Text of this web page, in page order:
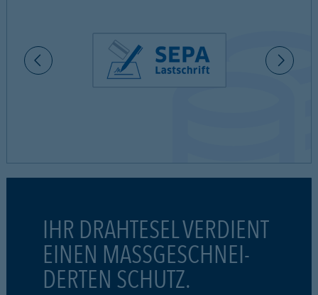
IHR DRAHTESEL VERDIENT
EINEN MASSGESCHNEI-
DERTEN SCHUTZ.